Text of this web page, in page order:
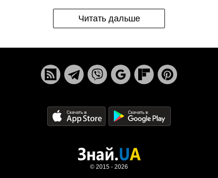
Читать дальше
© 2015 - 2026